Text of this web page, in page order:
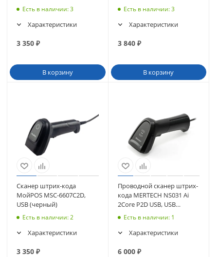
Есть в наличии: 3
Характеристики
3 350 ₽
В корзину
Есть в наличии: 3
Характеристики
3 840₽
В корзину
Сканер штрих-кода
МойPOS MSC-6607C2D,
USB (черный)
Есть в наличии: 2
Характеристики
3 350 ₽
Проводной сканер штрих-
кода MERTECH NS031 Ai
2Core P2D USB, USB
эмуляция RS232 черный
Есть в наличии: 1
Характеристики
6 000₽